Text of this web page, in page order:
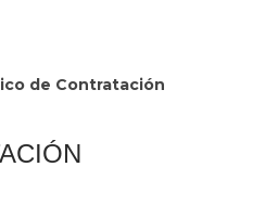
de Contratación